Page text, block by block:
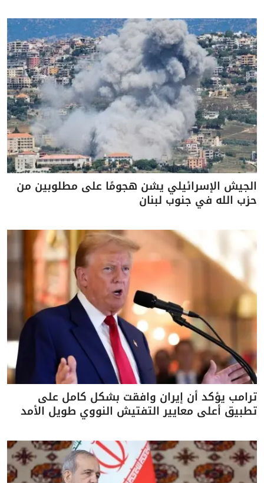
الجيش الإسرائيلي يشن هجومًا على مطلوبين من
حزب الله في جنوب لبنان
ترامب يؤكد أن إيران وافقت بشكل كامل على
تطبيق أعلى معايير التفتيش النووي طويل الأمد